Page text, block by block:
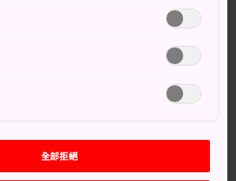
的車站正前方的鼓門
全部拒絕